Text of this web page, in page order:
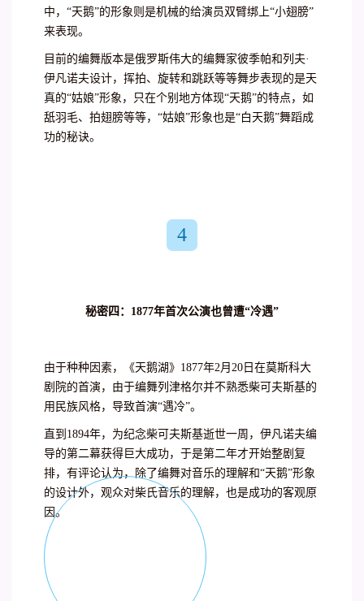
中，“天鹅”的形象则是机械的给演员双臂绑上“小翅膀”
来表现。
目前的编舞版本是俄罗斯伟大的编舞家彼季帕和列夫·
伊凡诺夫设计，挥拍、旋转和跳跃等等舞步表现的是天
真的“姑娘”形象，只在个别地方体现“天鹅”的特点，如
舐羽毛、拍翅膀等等，“姑娘”形象也是“白天鹅”舞蹈成
功的秘诀。
4
秘密四：1877年首次公演也曾遭“冷遇”
由于种种因素，《天鹅湖》1877年2月20日在莫斯科大
剧院的首演，由于编舞列津格尔并不熟悉柴可夫斯基的
用民族风格，导致首演“遇冷”。
直到1894年，为纪念柴可夫斯基逝世一周，伊凡诺夫编
导的第二幕获得巨大成功，于是第二年才开始整剧复
排，有评论认为，除了编舞对音乐的理解和“天鹅”形象
的设计外，观众对柴氏音乐的理解，也是成功的客观原
因。